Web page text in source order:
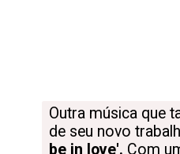
Outra música que
de seu novo
be in love'. Com